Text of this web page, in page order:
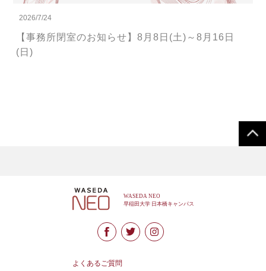
2026/7/24
【事務所閉室のお知らせ】8月8日(土)～8月16日
(日)
よくあるご質問